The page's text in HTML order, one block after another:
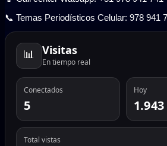
📞 Temas Periodísticos Celular: 978 941
📊 Visitas
En tiempo real
Conectados
5
Hoy
1.943
Total vistas